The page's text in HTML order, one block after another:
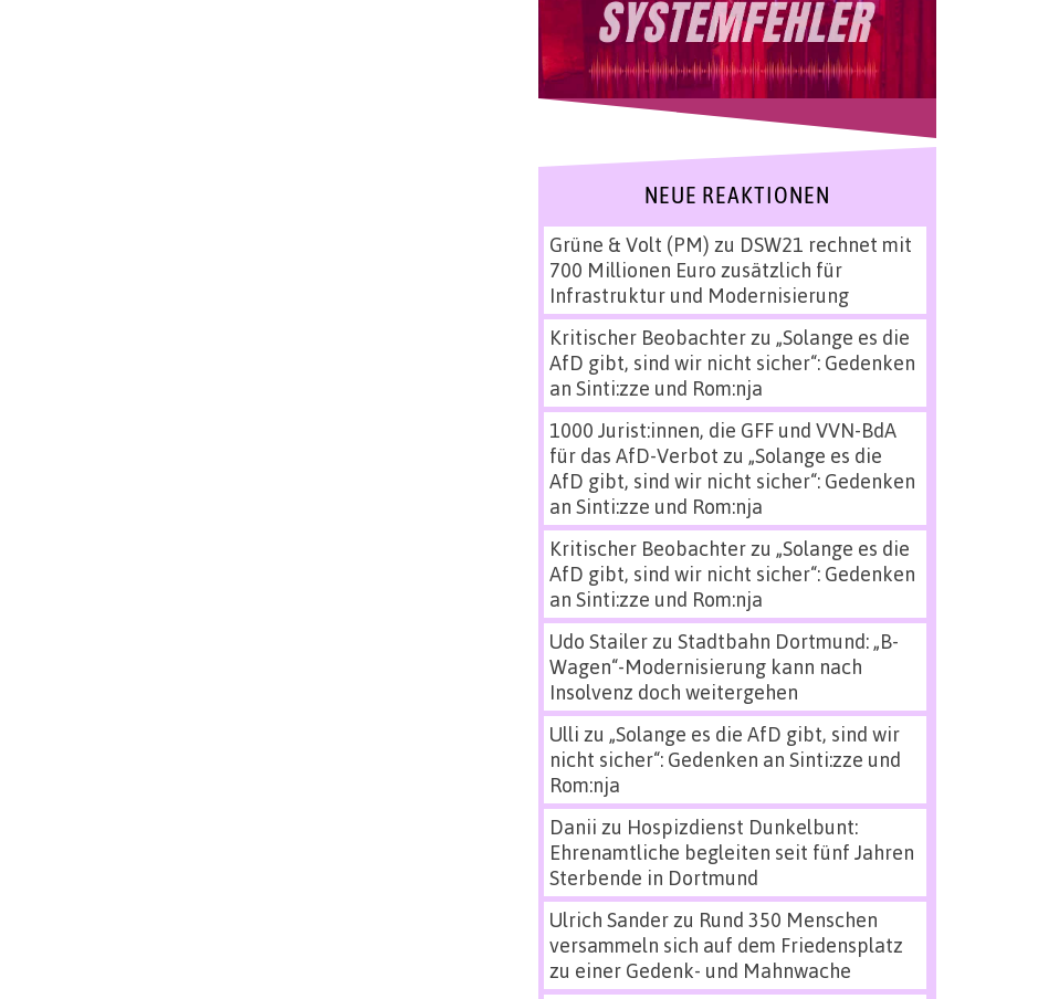
NEUE REAKTIONEN
Grüne & Volt (PM) zu DSW21 rechnet mit
700 Millionen Euro zusätzlich für
Infrastruktur und Modernisierung
Kritischer Beobachterzu „Solange es die
AfD gibt, sind wir nicht sicher“: Gedenken
an Sinti:zze und Rom:nja
1000 Jurist:innen, die GFF und VVN-BdA
für das AfD-Verbot zu „Solange es die
AfD gibt, sind wir nicht sicher“: Gedenken
an Sinti:zze und Rom:nja
Kritischer Beobachterzu „Solange es die
AfD gibt, sind wir nicht sicher“: Gedenken
an Sinti:zze und Rom:nja
Udo Stailerzu Stadtbahn Dortmund: „B-
Wagen“-Modernisierung kann nach
Insolvenz doch weitergehen
Ulli zu „Solange es die AfD gibt, sind wir
nicht sicher“: Gedenken an Sinti:zze und
Rom:nja
Danii zu Hospizdienst Dunkelbunt:
Ehrenamtliche begleiten seit fünf Jahren
Sterbende in Dortmund
Ulrich Sanderzu Rund 350 Menschen
versammeln sich auf dem Friedensplatz
zu einer Gedenk- und Mahnwache